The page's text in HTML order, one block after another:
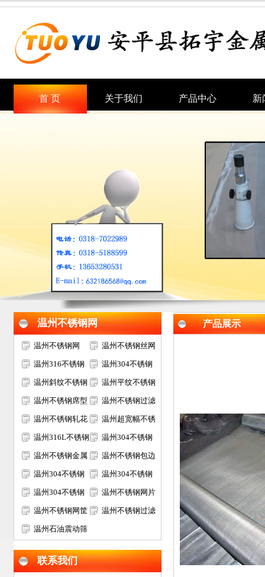
首 页 关于我们 产品中心 新
温州不锈钢网
温州不锈钢网 温州不锈钢丝网
温州316不锈钢
网
温州304不锈钢
网
温州斜纹不锈钢
网
温州平纹不锈钢
网
温州不锈钢席型
网
温州不锈钢过滤
网
温州不锈钢轧花
网
温州超宽幅不锈
钢网
温州316L不锈钢
网
温州304不锈钢
电焊网
温州不锈钢金属
装饰网
温州不锈钢包边
网片
温州304不锈钢
过滤网筒
温州304不锈钢
筛网
温州304不锈钢
矿筛网
温州不锈钢网片
温州不锈钢网筐
网篮
温州不锈钢过滤
温州石油震动筛
联系我们
产品展示